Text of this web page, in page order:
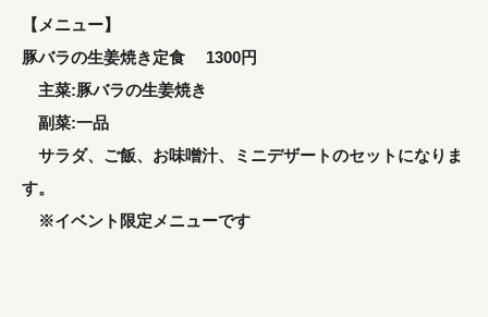
【メニュー】
豚バラの生姜焼き定食 1300円
主菜:豚バラの生姜焼き
副菜:一品
サラダ、ご飯、お味噌汁、ミニデザートのセットになりま
す。
※イベント限定メニューです